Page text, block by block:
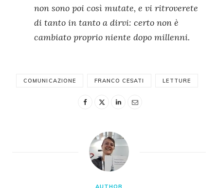
non sono poi così mutate, e vi ritroverete
di tanto in tanto a dirvi: certo non è
cambiato proprio niente dopo millenni.
COMUNICAZIONE FRANCO CESATI LETTURE